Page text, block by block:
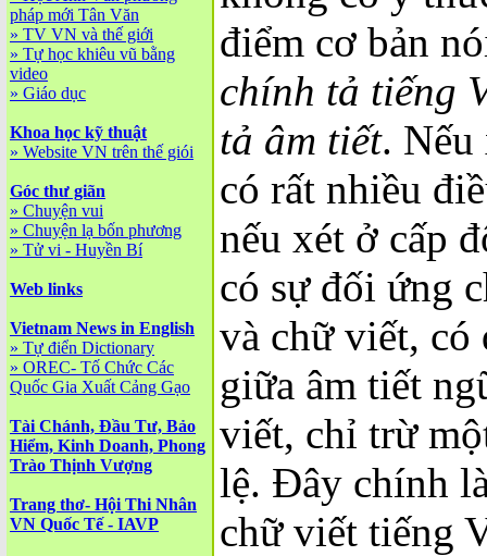
pháp mới Tân Văn
» TV VN và thế giới
» Tự học khiêu vũ bằng
video
» Giáo dục
Khoa học kỹ thuật
» Website VN trên thế giói
Góc thư giãn
» Chuyện vui
» Chuyện lạ bốn phương
» Tử vi - Huyền Bí
Web links
Vietnam News in English
» Tự điển Dictionary
» OREC- Tố Chức Các
Quốc Gia Xuất Cảng Gạo
Tài Chánh, Đầu Tư, Bảo
Hiểm, Kinh Doanh, Phong
Trào Thịnh Vượng
Trang thơ- Hội Thi Nhân
VN Quốc Tế - IAVP
điểm cơ bản
chính tả tiếng
tả âm tiết. Nếu
có rất nhiều
nếu xét ở cấp
có sự đối ứng
và chữ viết, có
giữa âm tiết
viết, chỉ trừ
lệ. Đây chính
chữ viết tiếng